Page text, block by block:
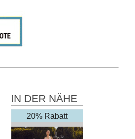
IN DER NÄHE
20% Rabatt